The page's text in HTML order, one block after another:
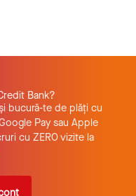
Bank?
bucură-te de plăți cu
Pay sau Apple
cu ZERO vizite la